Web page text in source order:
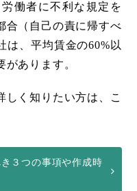
働者に不利な規定を
合（自己の責に帰すべ
は、平均賃金の60%以
があります。
しく知りたい方は、こ
３つの事項や作成時